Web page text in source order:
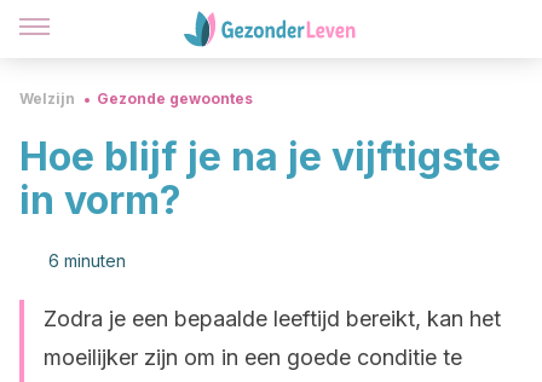
Welzijn Gezonde gewoontes
Hoe blijf je na je vijftigste
in vorm?
6 minuten
Zodra je een bepaalde leeftijd bereikt, kan het
moeilijker zijn om in een goede conditie te